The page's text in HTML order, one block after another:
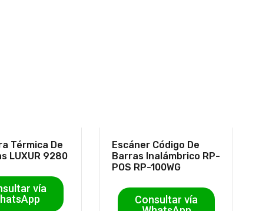
Térmica De
LUXUR 9280
vía
Escáner Código De
Barras Inalámbrico RP-
POS RP-100WG
Consultar vía